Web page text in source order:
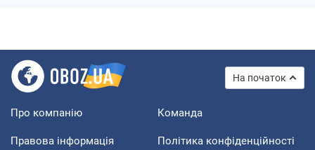
На початок
Про компанію Команда
Правова інформація Політика конфіденційності